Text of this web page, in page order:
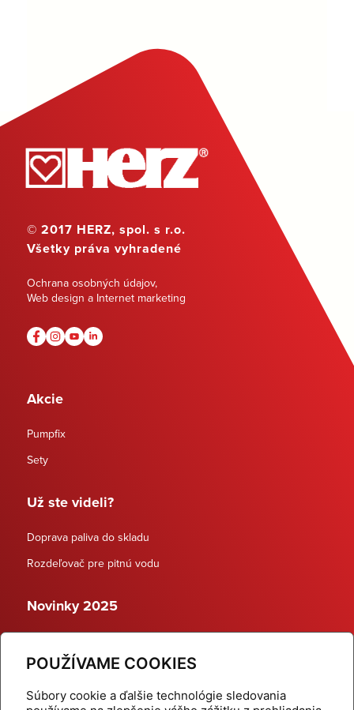
POUŽÍVAME COOKIES
Súbory cookie a ďalšie technológie sledovania
© 2017 HERZ, spol. s r.o.
Všetky práva vyhradené
Ochrana osobných údajov,
Web design a Internet marketing
Akcie
Pumpfix
Sety
Už ste videli?
Doprava paliva do skladu
Rozdeľovač pre pitnú vodu
Novinky 2025
Dynamické termostatické ventily